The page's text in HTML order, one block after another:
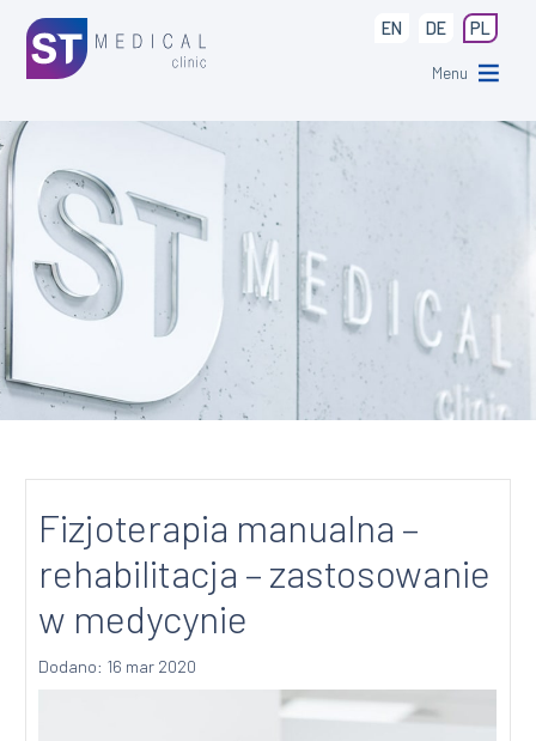
EN DE PL
Menu
Fizjoterapia manualna –
rehabilitacja – zastosowanie
w medycynie
Dodano: 16 mar 2020